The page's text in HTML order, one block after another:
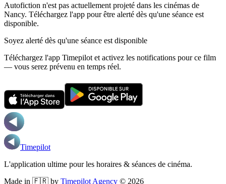
Autofiction n'est pas actuellement projeté dans les cinémas de
Nancy. Téléchargez l'app pour être alerté dès qu'une séance est
disponible.
Soyez alerté dès qu'une séance est disponible
Téléchargez l'app Timepilot et activez les notifications pour ce film
— vous serez prévenu en temps réel.
Timepilot
L'application ultime pour les horaires & séances de cinéma.
Made in 🇫🇷 by Timepilot Agency © 2026